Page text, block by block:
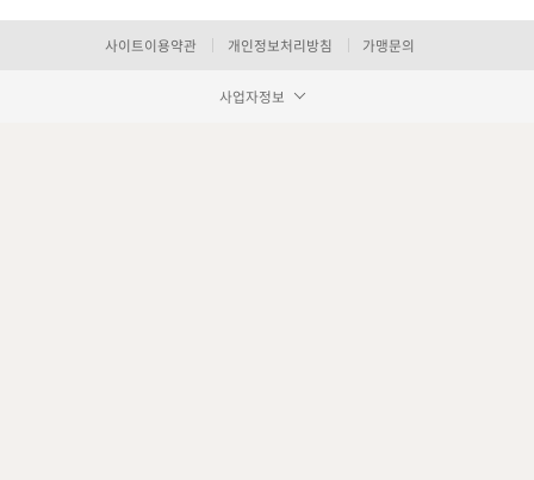
사이트이용약관 개인정보처리방침 가맹문의
사업자정보